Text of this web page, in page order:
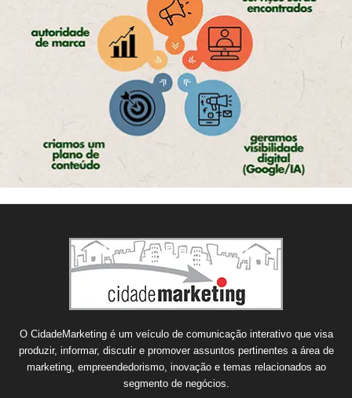
O CidadeMarketing é um veículo de comunicação interativo que visa
produzir, informar, discutir e promover assuntos pertinentes a área de
marketing, empreendedorismo, inovação e temas relacionados ao
segmento de negócios.